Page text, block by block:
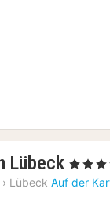
Lübeck 1
, 4 Sterne
› Lübeck Auf der